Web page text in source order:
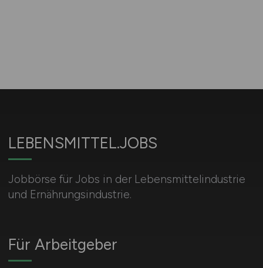
LEBENSMITTEL.JOBS
Jobbörse für Jobs in der Lebensmittelindustrie
und Ernährungsindustrie.
Für Arbeitgeber